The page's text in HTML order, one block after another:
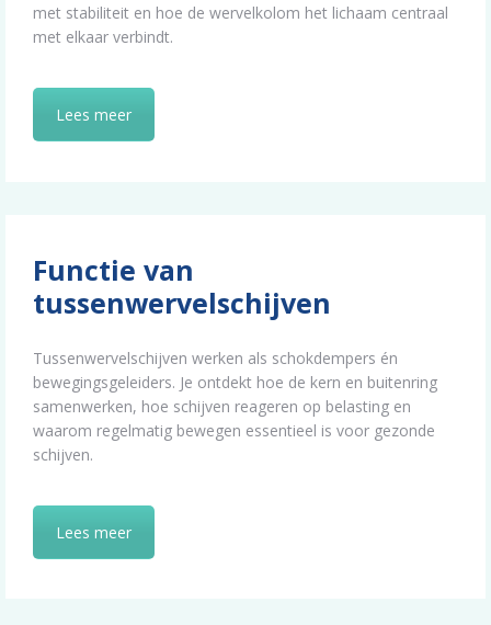
met stabiliteit en hoe de wervelkolom het lichaam centraal
met elkaar verbindt.
Lees meer
Functie van
tussenwervelschijven
Tussenwervelschijven werken als schokdempers én
bewegingsgeleiders. Je ontdekt hoe de kern en buitenring
samenwerken, hoe schijven reageren op belasting en
waarom regelmatig bewegen essentieel is voor gezonde
schijven.
Lees meer